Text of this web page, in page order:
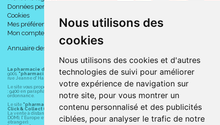
Nous utilisons des
cookies
Nous utilisons des cookies et d'autres
technologies de suivi pour améliorer
votre expérience de navigation sur
notre site, pour vous montrer un
contenu personnalisé et des publicités
ciblées, pour analyser le trafic de notre
Données personnelles
Cookies
Mes préférences Cookies
Mon compte
Annuaire des pharmacies
La pharmacie du centre à Albert (80300) est une pharmacie française certifiée ISO
9001. "pharmacie-du-centre-albert.fr "est le site internet de la pharmacie du centre
rue Jeanne d' Harcourt, 80300 Albert.
Le site vous propose un large choix de plus de 11000 références, au prix les plus bas possible
: 9400 en parapharmacie, animaux, orthopédie, matériel médical. 1700 en médicaments sans
ordonnance.
Le site "pharmacie-du-centre-albert.fr" vous propose les service suivants :
Click & Collect (retrait gratuit dans la pharmacie).
La vente à distance chez vous et/ou chez un commerçant sur la France (Andorre, Monaco et
DOM), l' Europe et le monde entier (livraison assuré par Colissimo et ses partenaires à l'
étranger).